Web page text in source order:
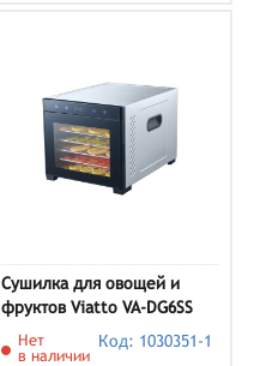
Сушилка для овощей и
фруктов Viatto VA-DG6SS
Нет
в наличии
Код: 1030351-1